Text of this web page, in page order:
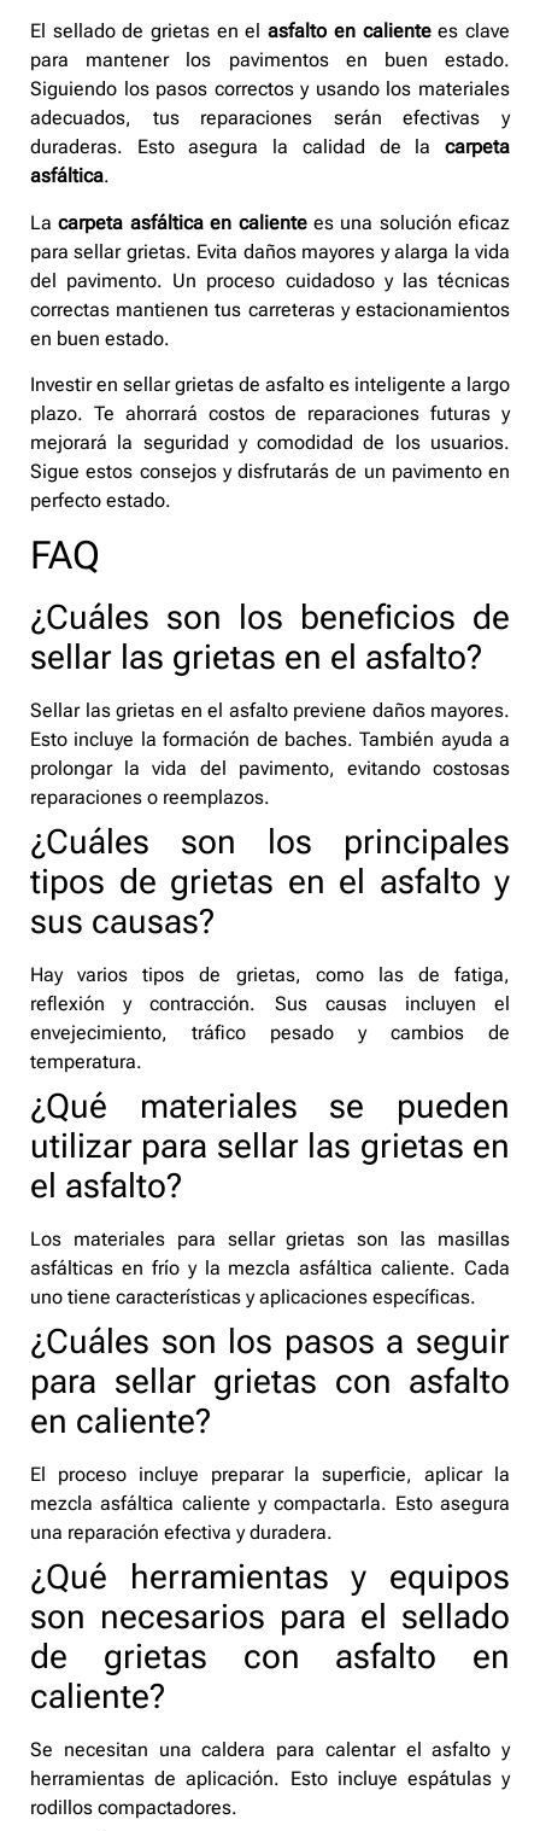
El sellado de grietas en elasfalto en calientees clave
para mantener los pavimentos en buen estado.
Siguiendo los pasos correctos y usando los materiales
adecuados, tus reparaciones serán efectivas y
duraderas. Esto asegura la calidad de la carpeta
asfáltica.
Lacarpeta asfáltica en calientees una solución eficaz
para sellar grietas. Evita daños mayores y alarga la vida
del pavimento. Un proceso cuidadoso y las técnicas
correctas mantienen tus carreteras y estacionamientos
en buen estado.
Investir en sellar grietas de asfalto es inteligente a largo
plazo. Te ahorrará costos de reparaciones futuras y
mejorará la seguridad y comodidad de los usuarios.
Sigue estos consejos y disfrutarás de un pavimento en
perfecto estado.
FAQ
¿Cuáles son los beneficios de
sellar las grietas en el asfalto?
Sellar las grietas en el asfalto previene daños mayores.
Esto incluye la formación de baches. También ayuda a
prolongar la vida del pavimento, evitando costosas
reparaciones o reemplazos.
¿Cuáles son los principales
tipos de grietas en el asfalto y
sus causas?
Hay varios tipos de grietas, como las de fatiga,
reflexión y contracción. Sus causas incluyen el
envejecimiento, tráfico pesado y cambios de
temperatura.
¿Qué materiales se pueden
utilizar para sellar las grietas en
el asfalto?
Los materiales para sellar grietas son las masillas
asfálticas en frío y la mezcla asfáltica caliente. Cada
uno tiene características y aplicaciones específicas.
¿Cuáles son los pasos a seguir
para sellar grietas con asfalto
en caliente?
El proceso incluye preparar la superficie, aplicar la
mezcla asfáltica caliente y compactarla. Esto asegura
una reparación efectiva y duradera.
¿Qué herramientas y equipos
son necesarios para el sellado
de grietas con asfalto en
caliente?
Se necesitan una caldera para calentar el asfalto y
herramientas de aplicación. Esto incluye espátulas y
rodillos compactadores.